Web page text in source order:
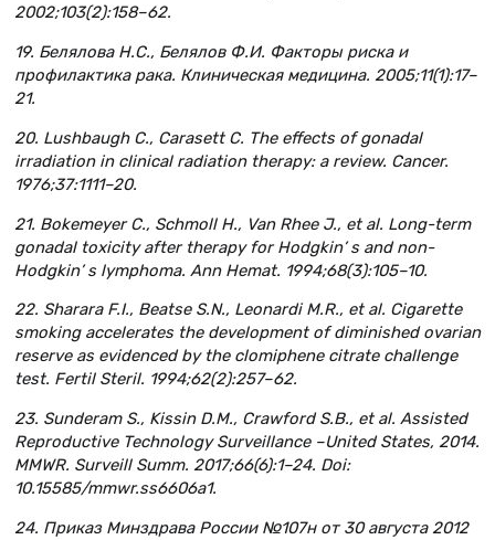
2002;103(2):158–62.
19. Белялова Н.С., Белялов Ф.И. Факторы риска и
профилактика рака. Клиническая медицина. 2005;11(1):17–
21.
20. Lushbaugh C., Carasett C. The effects of gonadal
irradiation in clinical radiation therapy: a review. Cancer.
1976;37:1111–20.
21. Bokemeyer C., Schmoll H., Van Rhee J., et al. Long-term
gonadal toxicity after therapy for Hodgkin’ s and non-
Hodgkin’ s lymphoma. Ann Hemat. 1994;68(3):105–10.
22. Sharara F.I., Beatse S.N., Leonardi M.R., et al. Cigarette
smoking accelerates the development of diminished ovarian
reserve as evidenced by the clomiphene citrate challenge
test. Fertil Steril. 1994;62(2):257–62.
23. Sunderam S., Kissin D.M., Crawford S.B., et al. Assisted
Reproductive Technology Surveillance –United States, 2014.
MMWR. Surveill Summ. 2017;66(6):1–24. Doi:
10.15585/mmwr.ss6606a1.
24. Приказ Минздрава России №107н от 30 августа 2012